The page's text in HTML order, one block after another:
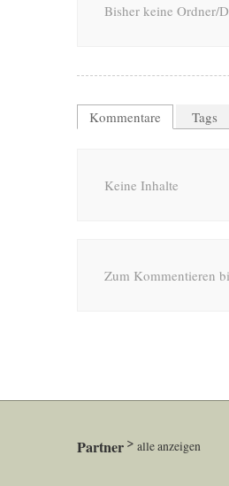
Bisher keine Ordner/
Kommentare Tags
Keine Inhalte
Zum Kommentieren
Partner alle anzeigen